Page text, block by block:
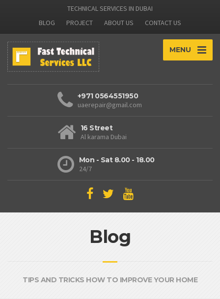
TECHNICAL SERVICES IN DUBAI
BLOG
PROJECT ABOUT US CONTACT US
MENU
+971 0564551950
uaerepair@gmail.com
16 Street
Al karama Dubai
Mon - Sat 8.00 - 18.00
24/7
Blog
TIPS AND TRICKS HOW TO IMPROVE YOUR HOME